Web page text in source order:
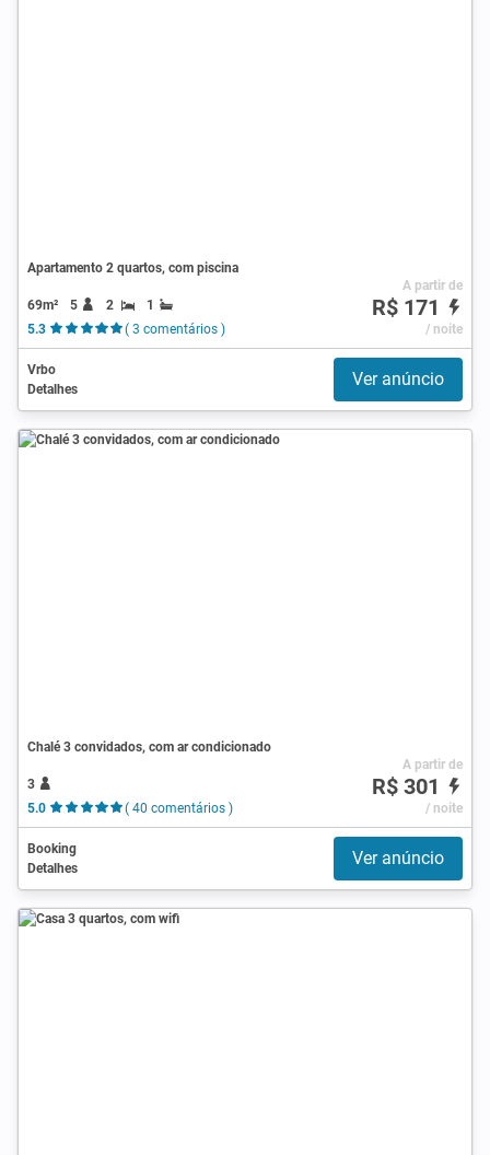
Apartamento 2 quartos, com piscina
69m² 5 2
1
5.3
( 3 comentários )
A partir de
R$ 171
/ noite
Vrbo
Detalhes
Ver anúncio
Chalé 3 convidados, com ar condicionado
3
5.0
( 40 comentários )
A partir de
R$ 301
/ noite
Booking
Detalhes
Ver anúncio